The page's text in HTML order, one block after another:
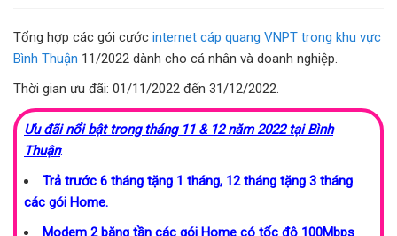
Tổng hợp các gói cước internet cáp quang VNPT trong khu vực
Bình Thuận 11/2022 dành cho cá nhân và doanh nghiệp.
Thời gian ưu đãi: 01/11/2022 đến 31/12/2022.
Ưu đãi nổi bật trong tháng 11 & 12 năm 2022 tại Bình
Thuận:
Trả trước 6 tháng tặng 1 tháng, 12 tháng tặng 3 tháng
các gói Home.
Modem 2 băng tần các gói Home có tốc độ 100Mbps